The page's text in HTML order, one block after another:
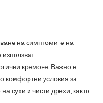
на симптомите на
кремове. Важно е
комфортни условия за
сухи и чисти дрехи, както